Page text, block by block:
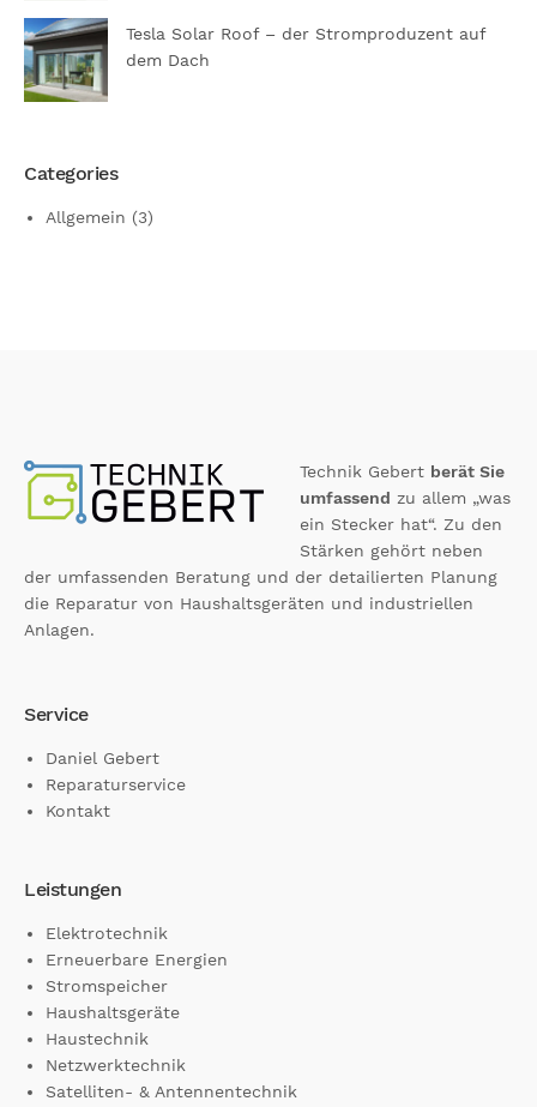
Tesla Solar Roof – der Stromproduzent auf
dem Dach
Categories
Allgemein (3)
Technik Gebert berät Sie
umfassend zu allem „was
ein Stecker hat“. Zu den
Stärken gehört neben
der umfassenden Beratung und der detailierten Planung
die Reparatur von Haushaltsgeräten und industriellen
Anlagen.
Service
Daniel Gebert
Reparaturservice
Kontakt
Leistungen
Elektrotechnik
Erneuerbare Energien
Stromspeicher
Haushaltsgeräte
Haustechnik
Netzwerktechnik
Satelliten- & Antennentechnik